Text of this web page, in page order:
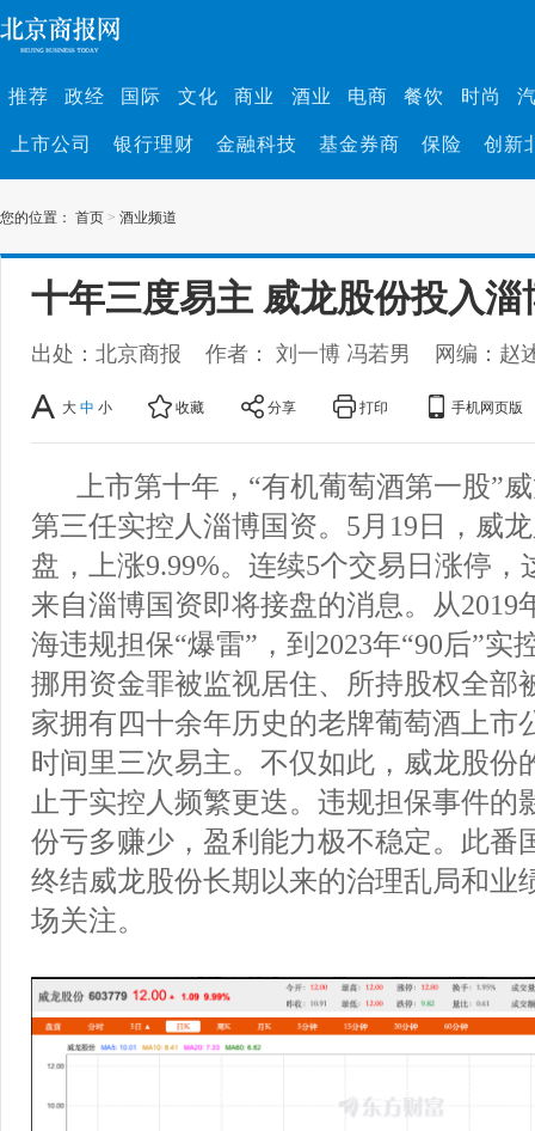
推荐 政经 国际 文化 商业 酒业 电商 餐饮 时尚
上市公司 银行理财 金融科技 基金券商 保险 创新
您的位置： 首页 > 酒业频道
十年三度易主 威龙股份投入淄
出处：北京商报 作者： 刘一博 冯若男 网编：赵
大 中 小 收藏 分享 打印 手机网页版
上市第十年，“有机葡萄酒第一股”
第三任实控人淄博国资。5月19日，威
盘，上涨9.99%。连续5个交易日涨停，
来自淄博国资即将接盘的消息。从2019
海违规担保“爆雷”，到2023年“90后”实
挪用资金罪被监视居住、所持股权全部
家拥有四十余年历史的老牌葡萄酒上市
时间里三次易主。不仅如此，威龙股份
止于实控人频繁更迭。违规担保事件的
份亏多赚少，盈利能力极不稳定。此番
终结威龙股份长期以来的治理乱局和业
场关注。